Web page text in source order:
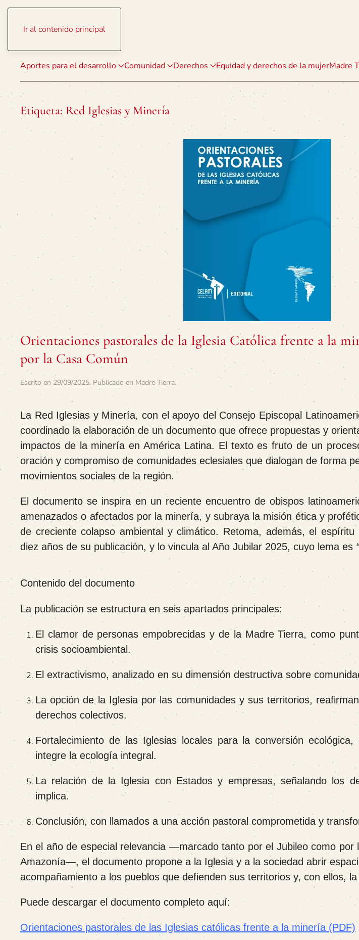
Ir al contenido principal
Aportes para el desarrollo Comunidad Derechos Equidad y derechos de la mujerMadre
Etiqueta: Red Iglesias y Minería
Orientaciones pastorales de la Iglesia Católica frente a la
por la Casa Común
Escrito en 29/09/2025. Publicado en Madre Tierra.
La Red Iglesias y Minería, con el apoyo del Consejo Episcopal
coordinado la elaboración de un documento que ofrece propuestas y
impactos de la minería en América Latina. El texto es fruto de un
oración y compromiso de comunidades eclesiales que dialogan de forma
movimientos sociales de la región.
El documento se inspira en un reciente encuentro de obispos
amenazados o afectados por la minería, y subraya la misión ética y
de creciente colapso ambiental y climático. Retoma, además, el
diez años de su publicación, y lo vincula al Año Jubilar 2025, cuyo lema es
Contenido del documento
La publicación se estructura en seis apartados principales:
El clamor de personas empobrecidas y de la Madre Tierra, como
crisis socioambiental.
El extractivismo, analizado en su dimensión destructiva sobre
La opción de la Iglesia por las comunidades y sus territorios,
derechos colectivos.
Fortalecimiento de las Iglesias locales para la conversión
integre la ecología integral.
La relación de la Iglesia con Estados y empresas, señalando los
implica.
Conclusión, con llamados a una acción pastoral comprometida y
En el año de especial relevancia —marcado tanto por el Jubileo como por
Amazonía—, el documento propone a la Iglesia y a la sociedad abrir
acompañamiento a los pueblos que defienden sus territorios y, con ellos,
Puede descargar el documento completo aquí:
Orientaciones pastorales de las Iglesias católicas frente a la minería (PDF)